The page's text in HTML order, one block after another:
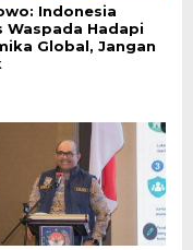
Indonesia
Waspada Hadapi
Global, Jangan